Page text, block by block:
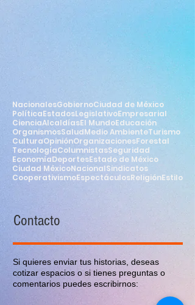
NacionalesGobiernoCiudad de México
PolíticaEstadosLegislativoEmpresarial
CienciaAlcaldíasEl MundoEducación
OrganismosSaludMedio AmbienteTurismo
CulturaOpiniónOrganizacionesForestal
TecnologíaColumnistasSeguridad
EconomíaDeportesEstado de México
Ciudad MéxicoNacionalSindicatos
CooperativismoEspectáculosReligiónEstilo
Contacto
Si quieres enviar tus historias, deseas
cotizar espacios o si tienes preguntas o
comentarios puedes escribirnos: